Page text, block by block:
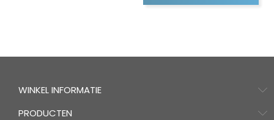
WINKEL INFORMATIE
PRODUCTEN